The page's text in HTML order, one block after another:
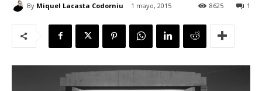
By Miquel Lacasta Codorniu 1 mayo, 2015 1
8625